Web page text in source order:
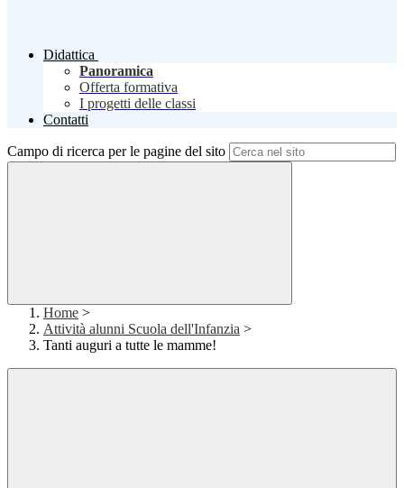
Didattica
Panoramica
Offerta formativa
I progetti delle classi
Contatti
Campo di ricerca per le pagine del sito
Home >
Attività alunni Scuola dell'Infanzia >
Tanti auguri a tutte le mamme!